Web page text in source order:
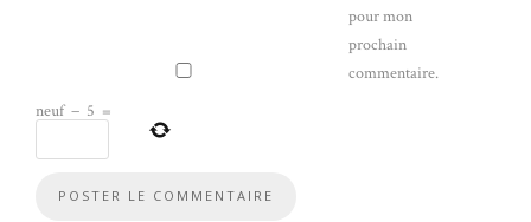
pour mon
prochain
commentaire.
neuf − 5 =